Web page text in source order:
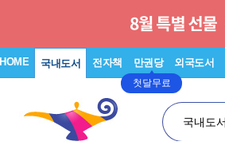
HOME 국내도서 전자책 만권당
첫달무료
외국도서
국내도